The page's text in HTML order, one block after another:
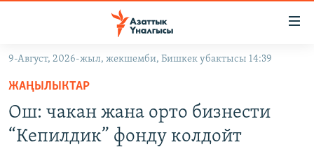
Навигацияга
өтүңүз
Издөөгө
салыңыз
ДҮЙНӨ
9-Август, 2026-жыл, жекшемби, Бишкек убактысы 14:39
ЖАҢЫЛЫКТАР
Ош: чакан жана орто бизнести
“Кепилдик” фонду колдойт